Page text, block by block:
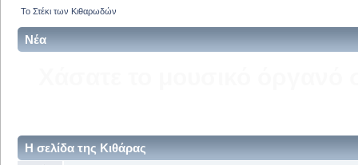
Το Στέκι των Κιθαρωδών
Νέα
Η σελίδα της Κιθάρας